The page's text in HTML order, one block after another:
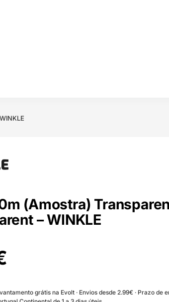
(Amostra)
– WINKLE
grátis na Evolt · Envios desde 2.99€ · Prazo de